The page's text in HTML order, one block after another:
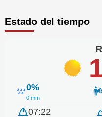
Estado del tiempo
0%
0 mm
07:22